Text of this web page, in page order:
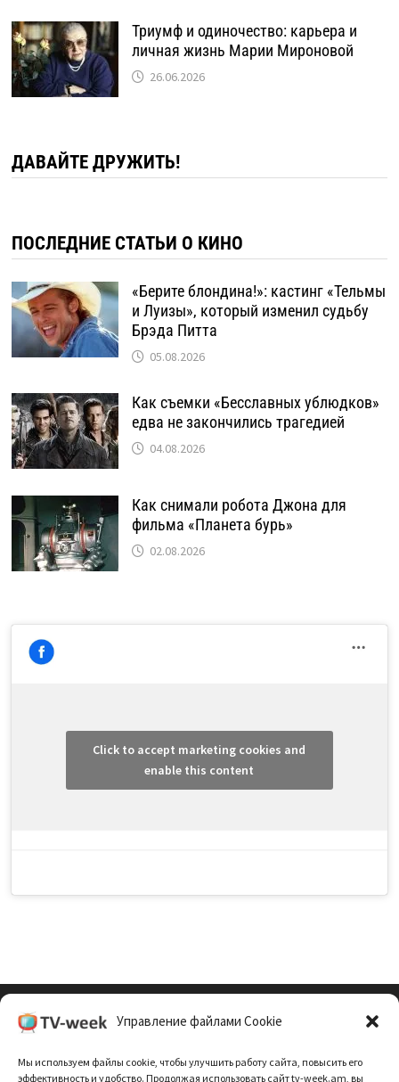
Управление файлами Cookie
Мы используем файлы cookie, чтобы улучшить работу сайта, повысить его
эффективность и удобство. Продолжая использовать сайт tv-week.am, вы
Триумф и одиночество: карьера и
личная жизнь Марии Мироновой
26.06.2026
ДАВАЙТЕ ДРУЖИТЬ!
ПОСЛЕДНИЕ СТАТЬИ О КИНО
«Берите блондина!»: кастинг «Тельмы
и Луизы», который изменил судьбу
Брэда Питта
05.08.2026
Как съемки «Бесславных ублюдков»
едва не закончились трагедией
04.08.2026
Как снимали робота Джона для
фильма «Планета бурь»
02.08.2026
Click to accept marketing cookies and
enable this content